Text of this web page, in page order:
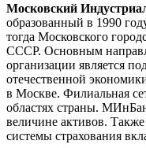
Московский
образованный в 1990
тогда Московского
СССР. Основным
организации является
отечественной
в Москве. Филиальная
областях страны.
величине активов. Также
системы страхования